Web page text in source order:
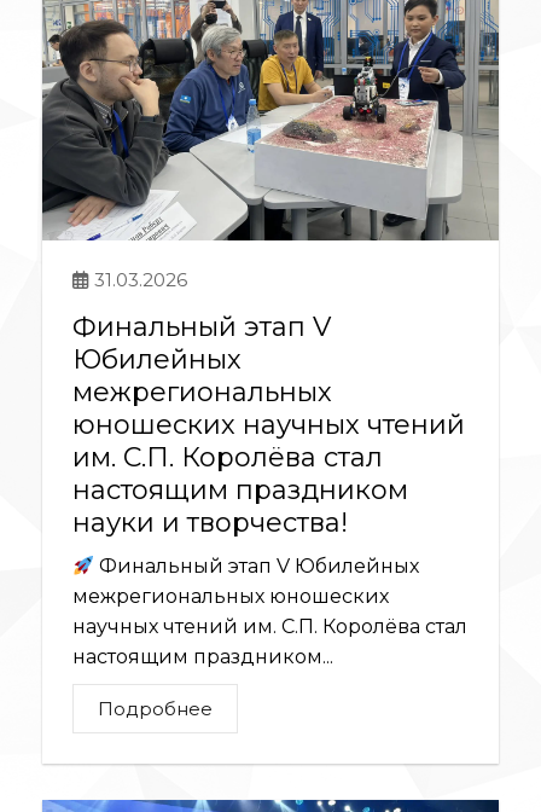
31.03.2026
Финальный этап V
Юбилейных
межрегиональных
юношеских научных чтений
им. С.П. Королёва стал
настоящим праздником
науки и творчества!
Финальный этап V Юбилейных
межрегиональных юношеских
научных чтений им. С.П. Королёва стал
настоящим праздником...
Подробнее